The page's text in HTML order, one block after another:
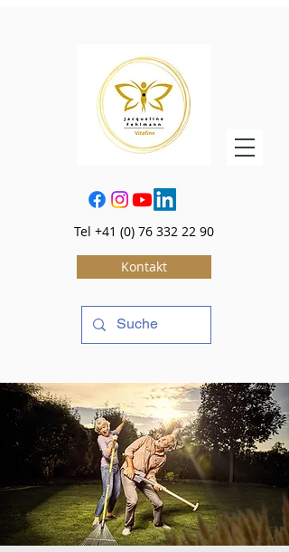
Tel +41 (0) 76 332 22 90
Kontakt